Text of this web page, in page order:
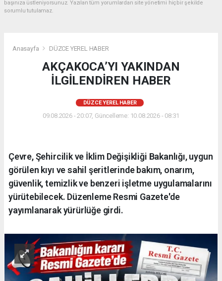
başınıza üstleniyorsunuz. Yazılan tüm yorumlardan site yönetimi hiçbir şekilde
sorumlu tutulamaz.
Anasayfa DÜZCE YEREL HABER
AKÇAKOCA’YI YAKINDAN
İLGİLENDİREN HABER
DÜZCE YEREL HABER
09.08.2026 - 20:07, Güncelleme: 10.08.2026 - 08:31
Çevre, Şehircilik ve İklim Değişikliği Bakanlığı, uygun
görülen kıyı ve sahil şeritlerinde bakım, onarım,
güvenlik, temizlik ve benzeri işletme uygulamalarını
yürütebilecek. Düzenleme Resmi Gazete'de
yayımlanarak yürürlüğe girdi.